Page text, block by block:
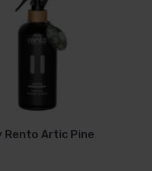
Rento Artic Pine